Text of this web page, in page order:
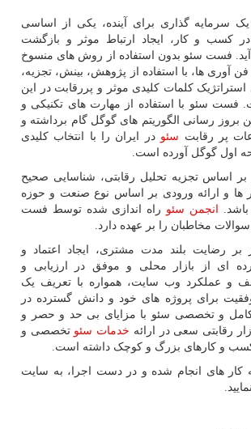
یک سرمایه گذاری برای آینده، یکی از اساسی
کسب و کار، ایجاد ارتباط موثر و بازگشت
فست سئو بدون استفاده از روش های منسوخ
آوری ها، با استفاده از پژوهش، بینش، تجزیه،
استراتژیک کلمات کلیدی موثر و پررقابت در این
سئو با استفاده از مهارت های تکنیکی و
بروز رسانی الگوریتم های گوگل گام برداشته و
پر رقابت سئو در ایران را با انتخاب کلیدی
اول گوگل آورده است.
اساس تجزیه تحلیل رقابتی، شناسایی صحیح
ها و ارائه ورودی بر اساس نوع صنعت و حوزه
انجمن سئو راه اندازی شده توسط فست
مخاطبان را بر عهده دارد.
رضایت بلند مدت مشتری، ایجاد اعتماد و
ای از بازار محلی و موفق در ارزیابی و
و عملکرد وب سایت، همواره با تعریف یک
برای پروژه های خود و دانش گسترده در
کامل و تخصصی سئو با مزایای بی حد و حصر و
رقابتی سعی در ارائه خدمات سئو تخصصی و
و کارهای بزرگ و کوچک داشته است.
کار های انجام شده و در دست اجرا، به سایت